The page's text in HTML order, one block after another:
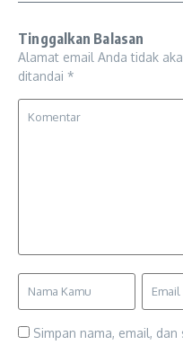
Tinggalkan Balasan
Alamat email Anda tidak
ditandai *
Simpan nama, email,